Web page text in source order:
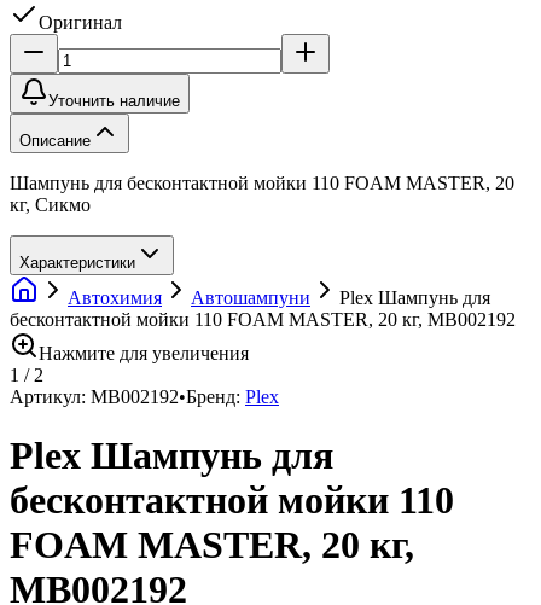
Оригинал
Уточнить наличие
Описание
Шампунь для бесконтактной мойки 110 FOAM MASTER, 20
кг, Сикмо
Характеристики
Автохимия Автошампуни
Plex Шампунь для
бесконтактной мойки 110 FOAM MASTER, 20 кг, МВ002192
Нажмите для увеличения
1 / 2
Артикул: МВ002192•Бренд: Plex
Plex Шампунь для
бесконтактной мойки 110
FOAM MASTER, 20 кг,
МВ002192